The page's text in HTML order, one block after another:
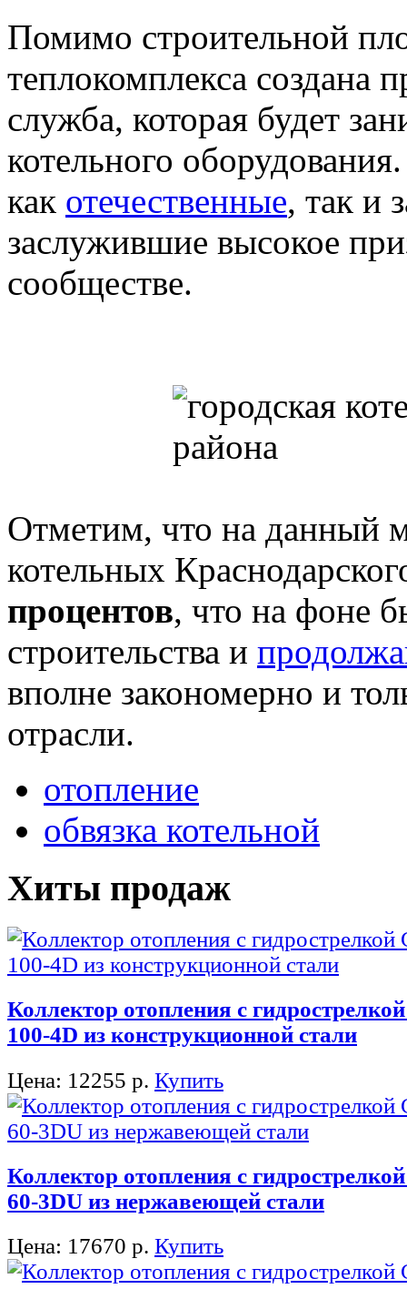
Помимо строительной
теплокомплекса создана
служба, которая будет
котельного
как отечественные, так и
заслужившие высокое
сообществе.
Отметим, что на данный
котельных
процентов, что на фоне
строительства и
вполне закономерно и
отрасли.
отопление
обвязка котельной
Хиты продаж
Коллектор отопления с
100-4D из конструкционной стали
Цена: 12255 р. Купить
Коллектор отопления с
60-3DU из нержавеющей стали
Цена: 17670 р. Купить